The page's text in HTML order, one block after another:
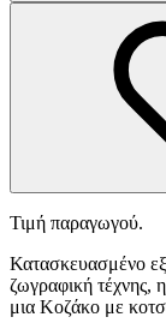
Τιμή παραγωγού.
Κατασκευασμένο
ζωγραφική τέχνης,
μια Κοζάκο με